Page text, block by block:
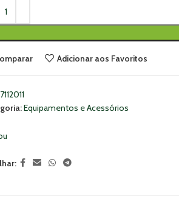
Adicionar aos Favoritos
7112011
Equipamentos e Acessórios